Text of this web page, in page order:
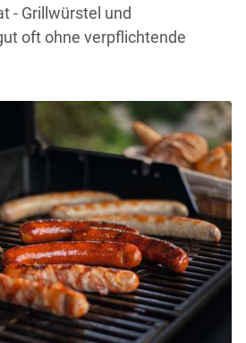
- Grillwürstel und
oft ohne verpflichtende